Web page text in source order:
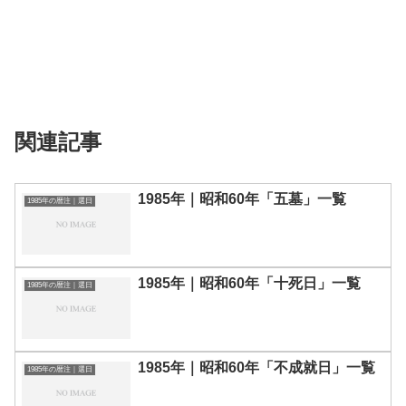
関連記事
1985年の暦注｜選日 1985年｜昭和60年「五墓」一覧
1985年の暦注｜選日 1985年｜昭和60年「十死日」一覧
1985年の暦注｜選日 1985年｜昭和60年「不成就日」一覧